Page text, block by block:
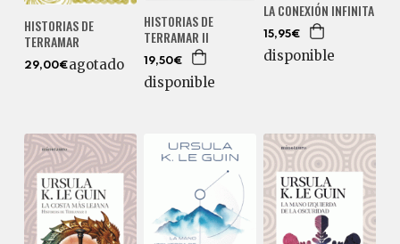
HISTORIAS DE
TERRAMAR
29,00€agotado
HISTORIAS DE
TERRAMAR II
19,50€
disponible
LA CONEXIÓN INFINITA
15,95€
disponible